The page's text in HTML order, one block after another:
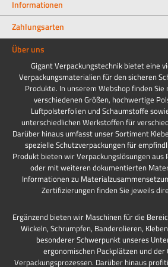
Informationen
Zahlungsarten
Über uns
Gigant Verpackungstechnik bietet eine
Verpackungsmaterialien für den sicheren
Produkte. In unserem Webshop finden
verschiedenen Größen, hochwertige
Luftpolsterfolien und Schaumstoffe
unterschiedlichen Werkstoffen für
Darüber hinaus umfasst unser Sortiment
spezielle Schutzverpackungen für
Produkt bieten wir Verpackungslösungen aus
oder mit weiteren dokumentierten
Informationen zu
Zertifizierungen finden Sie jeweils
Ergänzend bieten wir Maschinen für die
Wickeln, Schrumpfen, Banderolieren,
besonderer Schwerpunkt unseres
ergonomischen Packplätzen und
Verpackungsprozessen. Darüber hinaus